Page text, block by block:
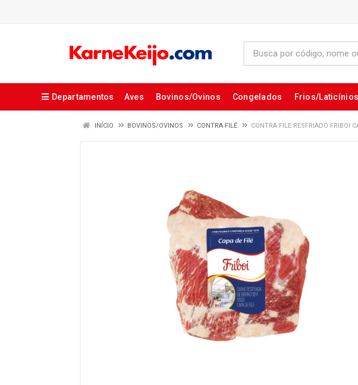
Departamentos Aves Bovinos/Ovinos Congelados Frios/
INÍCIO BOVINOS/OVINOS CONTRA FILÉ CONTRA FILE RESFRIADO FRIBOI